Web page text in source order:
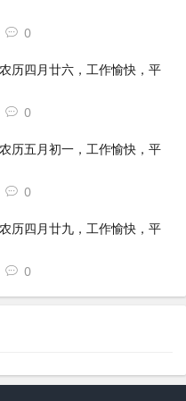
0
历四月廿六，工作愉快，平
0
历五月初一，工作愉快，平
0
历四月廿九，工作愉快，平
0